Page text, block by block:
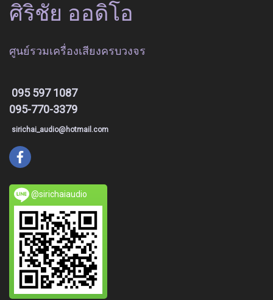
ศิริชัย ออดิโอ
ศูนย์รวมเครื่องเสียงครบวงจร
095 597 1087
095-770-3379
sirichai_audio@hotmail.com
@sirichaiaudio